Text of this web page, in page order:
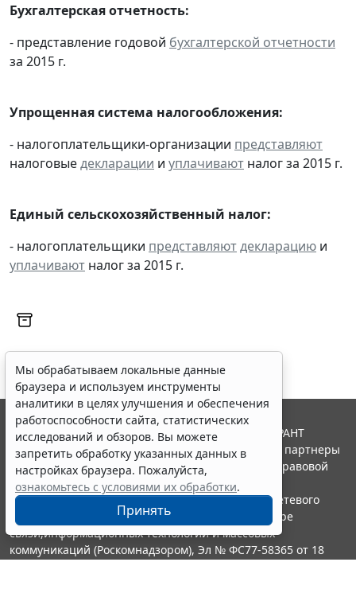
Бухгалтерская отчетность:
- представление годовой бухгалтерской отчетности
за 2015 г.
Упрощенная система налогообложения:
- налогоплательщики-организации представляют
налоговыедекларации и уплачивают налог за 2015 г.
Единый сельскохозяйственный налог:
- налогоплательщики представляютдекларацию и
уплачивают налог за 2015 г.
Мы обрабатываем локальные данные
браузера и используем инструменты
аналитики в целях улучшения и обеспечения
работоспособности сайта, статистических
исследований и обзоров. Вы можете
запретить обработку указанных данных в
настройках браузера. Пожалуйста,
ознакомьтесь с условиями их обработки.
Принять
© ООО "НПП "ГАРАНТ-СЕРВИС", 2026. Система ГАРАНТ
выпускается с 1990 года. Компания "Гарант" и ее партнеры
являются участниками Российской ассоциации правовой
информации ГАРАНТ.
Портал ГАРАНТ.РУ зарегистрирован в качестве сетевого
издания Федеральной службой по надзору в сфере
связи,информационных технологий и массовых
коммуникаций (Роскомнадзором), Эл № ФС77-58365 от 18